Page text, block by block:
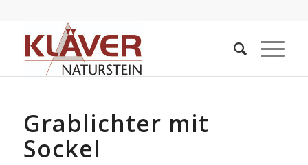
Grablichter mit
Sockel